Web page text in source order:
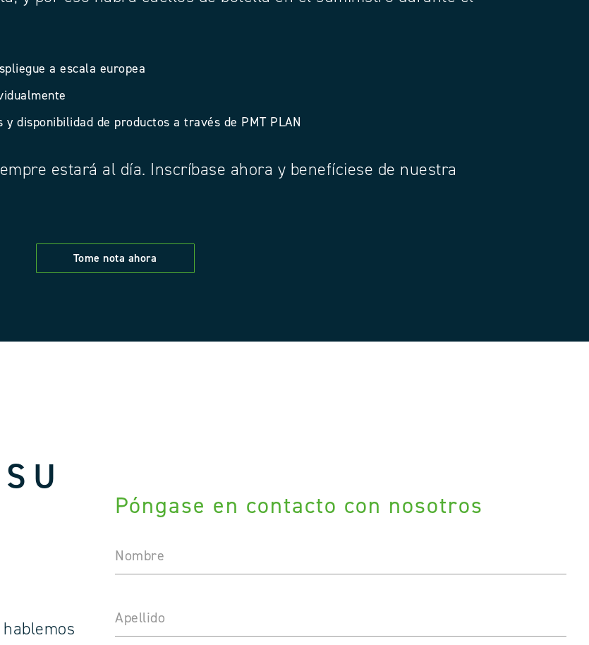
a escala europea
disponibilidad de productos a través de PMT PLAN
estará al día. Inscríbase ahora y benefíciese de nuestra
Tome nota ahora
Póngase en contacto con nosotros
Nombre
Apellido